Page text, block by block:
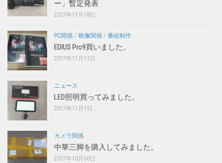
ー」暫定発表
2017年11月18日
PC関係 / 映像関係 / 番組制作
EDIUS Pro9買いました。
2017年11月11日
ニュース
LED照明買ってみました。
2017年11月1日
カメラ関係
中華三脚を購入してみました。
2017年10月30日